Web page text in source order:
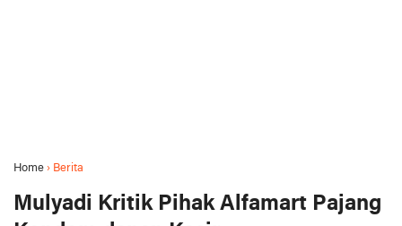
Home › Berita
Mulyadi Kritik Pihak Alfamart Pajang